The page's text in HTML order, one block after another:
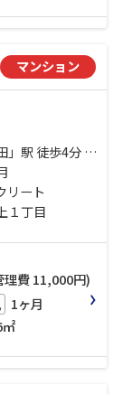
マンション
駅 徒歩4分 都
」駅 徒歩6分
」駅 徒歩8分
リート
１丁目
理費 11,000円)
1ヶ月